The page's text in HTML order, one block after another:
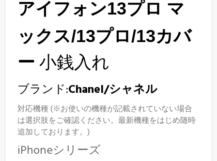
アイフォン13プロ マ
ックス/13プロ/13カバ
ー 小銭入れ
ブランド:Chanel/シャネル
対応機種 (※お使いの機種が記載されていない場合
は選択肢をご確認ください。最新機種をはじめ随時
追加しております。)
iPhoneシリーズ